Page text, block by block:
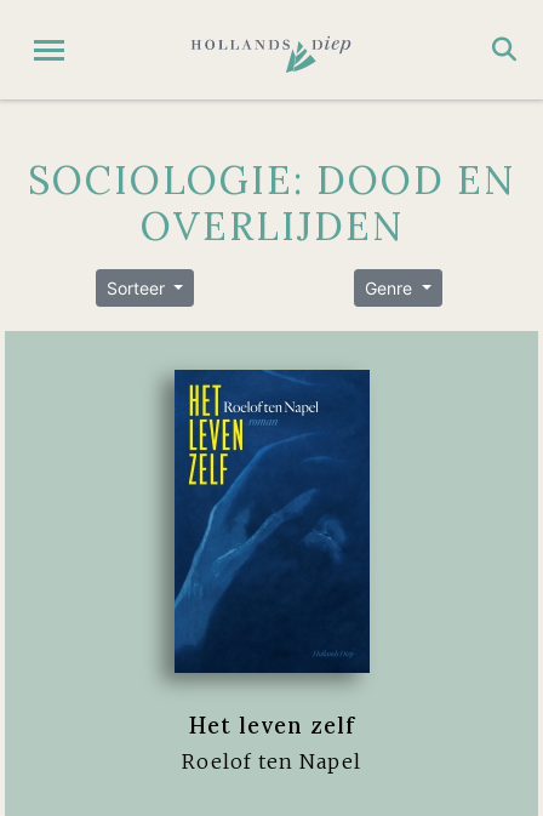
SOCIOLOGIE: DOOD EN
OVERLIJDEN
Sorteer Genre
Het leven zelf
Roelof ten Napel